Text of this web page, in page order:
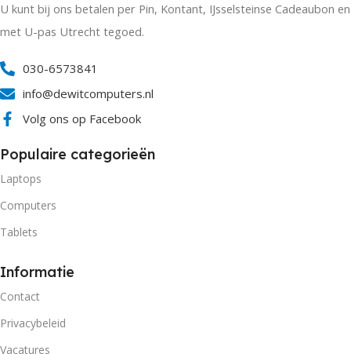
U kunt bij ons betalen per Pin, Kontant, IJsselsteinse Cadeaubon en
met U-pas Utrecht tegoed.
030-6573841
info@dewitcomputers.nl
Volg ons op Facebook
Populaire categorieën
Laptops
Computers
Tablets
Informatie
Contact
Privacybeleid
Vacatures